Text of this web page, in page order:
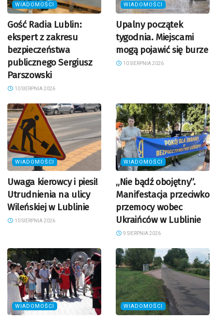
WIADOMOŚCI
Gość Radia Lublin:
ekspert z zakresu
bezpieczeństwa
publicznego Sergiusz
Parszowski
10 SIERPNIA 2026
WIADOMOŚCI
Upalny początek
tygodnia. Miejscami
mogą pojawić się burze
10 SIERPNIA 2026
WIADOMOŚCI
Uwaga kierowcy i piesi!
Utrudnienia na ulicy
Wileńskiej w Lublinie
10 SIERPNIA 2026
WIADOMOŚCI
„Nie bądź obojętny”.
Manifestacja przeciwko
przemocy wobec
Ukraińców w Lublinie
9 SIERPNIA 2026
WIADOMOŚCI WIADOMOŚCI